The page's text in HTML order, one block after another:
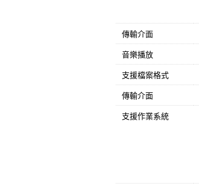
傳輸介面
音樂播放
支援檔案格式
傳輸介面
支援作業系統